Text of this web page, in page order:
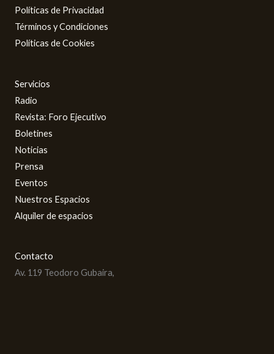
Políticas de Privacidad
Términos y Condiciones
Políticas de Cookies
Servicios
Radio
Revista: Foro Ejecutivo
Boletines
Noticias
Prensa
Eventos
Nuestros Espacios
Alquiler de espacios
Contacto
Av. 119 Teodoro Gubaira,